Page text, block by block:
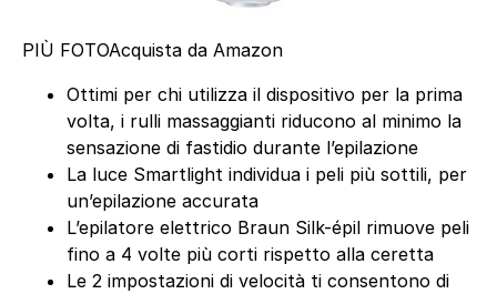
PIÙ FOTOAcquista da Amazon
Ottimi per chi utilizza il dispositivo per la prima
volta, i rulli massaggianti riducono al minimo la
sensazione di fastidio durante l’epilazione
La luce Smartlight individua i peli più sottili, per
un’epilazione accurata
L’epilatore elettrico Braun Silk-épil rimuove peli
fino a 4 volte più corti rispetto alla ceretta
Le 2 impostazioni di velocità ti consentono di